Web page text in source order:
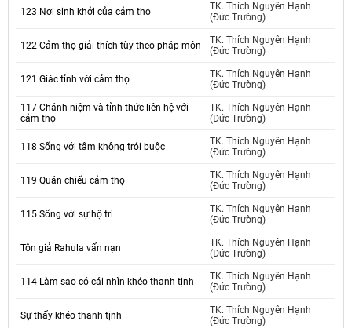
123 Nơi sinh khởi của cảm thọ
TK. Thích Nguyên Hạnh
(Đức Trường)
122 Cảm thọ giải thích tùy theo pháp môn
TK. Thích Nguyên Hạnh
(Đức Trường)
121 Giác tỉnh với cảm thọ
TK. Thích Nguyên Hạnh
(Đức Trường)
117 Chánh niệm và tỉnh thức liên hệ với
cảm thọ
TK. Thích Nguyên Hạnh
(Đức Trường)
118 Sống với tâm không trói buộc
TK. Thích Nguyên Hạnh
(Đức Trường)
119 Quán chiếu cảm thọ
TK. Thích Nguyên Hạnh
(Đức Trường)
115 Sống với sự hộ trì
TK. Thích Nguyên Hạnh
(Đức Trường)
Tôn giả Rahula vấn nạn
TK. Thích Nguyên Hạnh
(Đức Trường)
114 Làm sao có cái nhìn khéo thanh tịnh
TK. Thích Nguyên Hạnh
(Đức Trường)
Sự thấy khéo thanh tịnh
TK. Thích Nguyên Hạnh
(Đức Trường)